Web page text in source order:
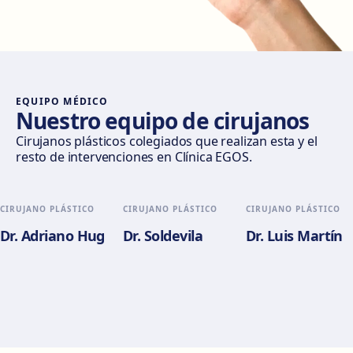
Valencia
Gran Via del Marqués del Túria, 82, L'Eixample, 46005
Alicante
EQUIPO MÉDICO
Nuestro equipo de cirujanos
Cirujanos plásticos colegiados que realizan esta y el
resto de intervenciones en Clínica EGOS.
CIRUJANO PLÁSTICO
Dr. Adriano Hug
CIRUJANO PLÁSTICO
Dr. Soldevila
CIRUJANO PLÁSTICO
Dr. Luis Martín